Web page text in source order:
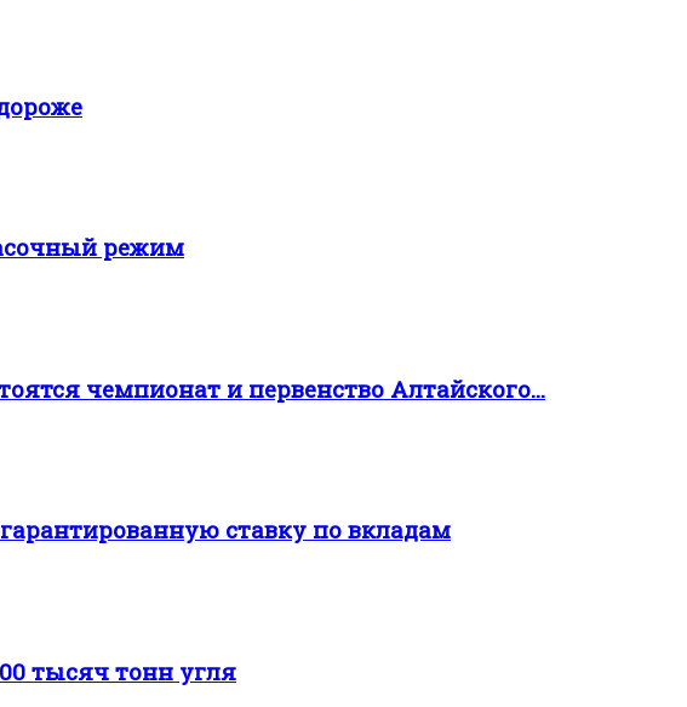
режим
чемпионат и первенство Алтайского...
ставку по вкладам
тысяч тонн угля